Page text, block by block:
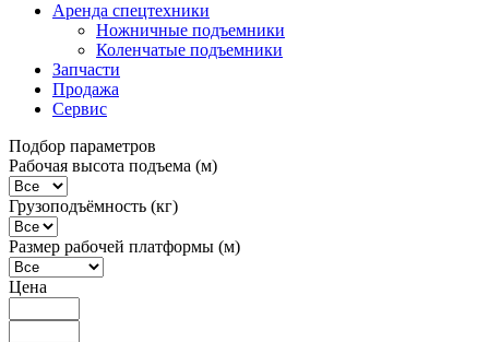
Аренда спецтехники
Ножничные подъемники
Коленчатые подъемники
Запчасти
Продажа
Сервис
Подбор параметров
Рабочая высота подъема (м)
Грузоподъёмность (кг)
Размер рабочей платформы (м)
Цена